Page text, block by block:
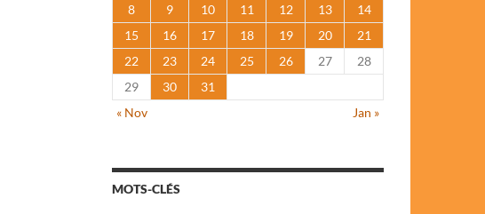
8
9 10 11 12 13
14
15
16 17 18 19 20
21
22
23 24 25 26 27
28
29
30
31
« Nov
Jan »
MOTS-CLÉS